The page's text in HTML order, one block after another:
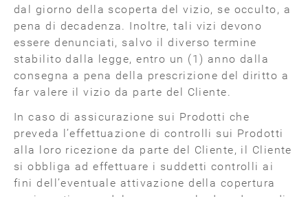
dal giorno della scoperta del vizio, se occulto, a
pena di decadenza. Inoltre, tali vizi devono
essere denunciati, salvo il diverso termine
stabilito dalla legge, entro un (1) anno dalla
consegna a pena della prescrizione del diritto a
far valere il vizio da parte del Cliente.
In caso di assicurazione sui Prodotti che
preveda l’effettuazione di controlli sui Prodotti
alla loro ricezione da parte del Cliente, il Cliente
si obbliga ad effettuare i suddetti controlli ai
fini dell’eventuale attivazione della copertura